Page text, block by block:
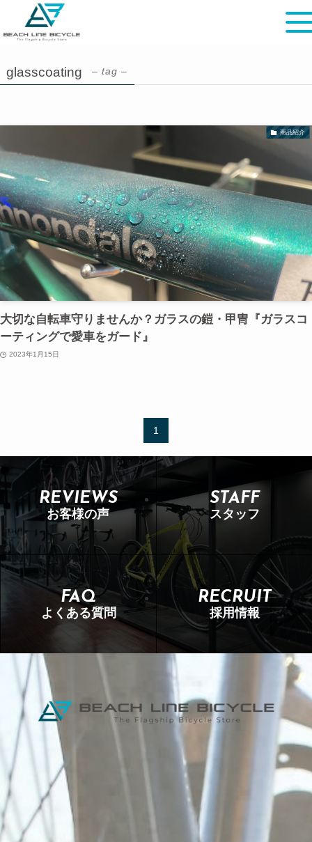
glasscoating – tag –
商品紹介
大切な自転車守りませんか？ガラスの鎧・甲冑『ガラスコ
ーティングで愛車をガード』
2023年1月15日
1
REVIEWS
お客様の声
STAFF
スタッフ
FAQ
よくある質問
RECRUIT
採用情報